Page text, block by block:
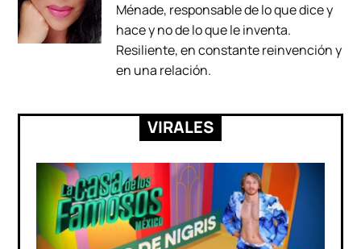
Ménade, responsable de lo que dice y
hace y no de lo que le inventa.
Resiliente, en constante reinvención y
en una relación.
VIRALES